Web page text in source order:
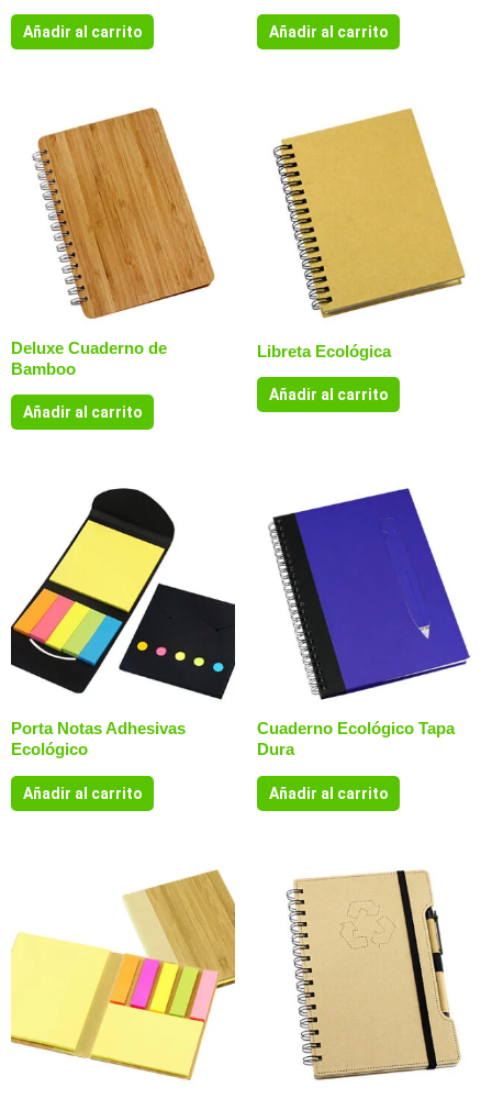
Añadir al carrito Añadir al carrito
Deluxe Cuaderno de
Bamboo
Añadir al carrito
Libreta Ecológica
Añadir al carrito
Porta Notas Adhesivas
Ecológico
Añadir al carrito
Cuaderno Ecológico Tapa
Dura
Añadir al carrito